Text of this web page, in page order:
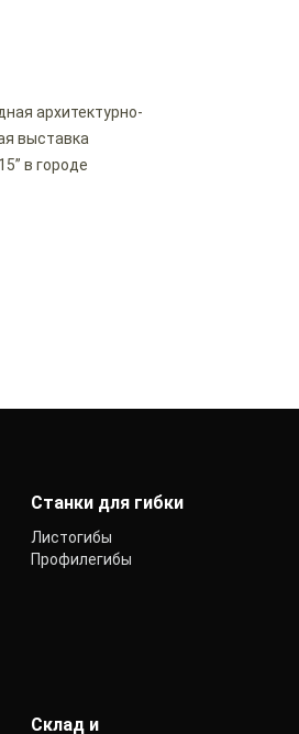
архитектурно-
выставка
в городе
Станки для гибки
Листогибы
Профилегибы
Склад и